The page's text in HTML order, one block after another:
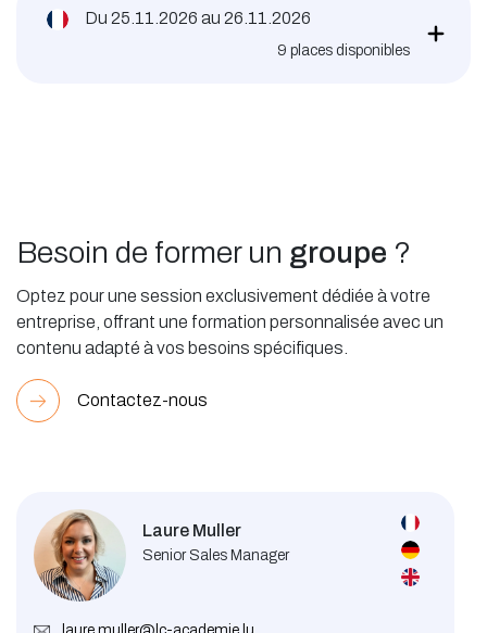
Du 25.11.2026 au 26.11.2026
9 places disponibles
Besoin de former un groupe ?
Optez pour une session exclusivement dédiée à votre
entreprise, offrant une formation personnalisée avec un
contenu adapté à vos besoins spécifiques.
Contactez-nous
Laure Muller
Senior Sales Manager